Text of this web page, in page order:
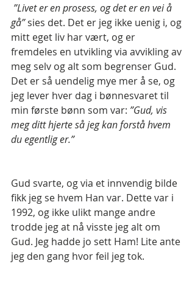
”Livet er en prosess, og det er en vei å
gå” sies det. Det er jeg ikke uenig i, og
mitt eget liv har vært, og er
fremdeles en utvikling via avvikling av
meg selv og alt som begrenser Gud.
Det er så uendelig mye mer å se, og
jeg lever hver dag i bønnesvaret til
min første bønn som var: ”Gud, vis
meg ditt hjerte så jeg kan forstå hvem
du egentlig er.”
Gud svarte, og via et innvendig bilde
fikk jeg se hvem Han var. Dette var i
1992, og ikke ulikt mange andre
trodde jeg at nå visste jeg alt om
Gud. Jeg hadde jo sett Ham! Lite ante
jeg den gang hvor feil jeg tok.